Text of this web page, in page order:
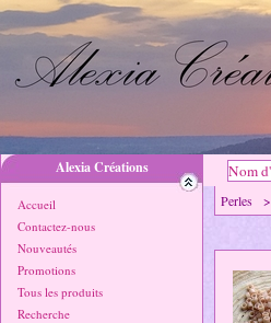
Alexia Créations
Accueil
Contactez-nous
Nouveautés
Promotions
Tous les produits
Recherche
Perles >